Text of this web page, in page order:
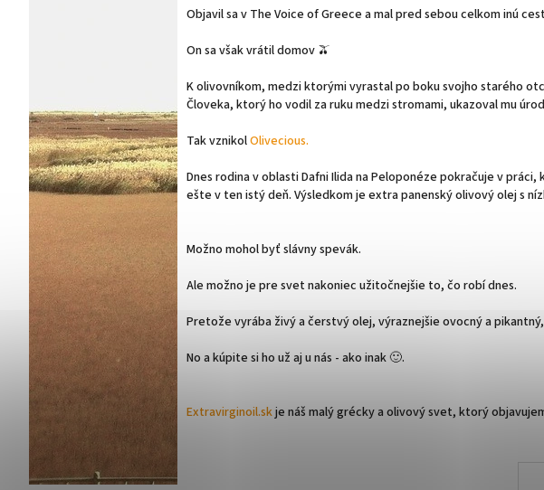
Objavil sa v The Voice of Greece a mal pred sebou celkom inú
On sa však vrátil domov 🫒
K olivovníkom, medzi ktorými vyrastal po boku svojho starého
Človeka, ktorý ho vodil za ruku medzi stromami, ukazoval mu
Tak vznikolOlivecious.
Dnes rodina v oblasti Dafni Ilida na Peloponéze pokračuje v
ešte v ten istý deň. Výsledkom je extra panenský olivový olej s
Možno mohol byť slávny spevák.
Ale možno je pre svet nakoniec užitočnejšie to, čo robí dnes.
Pretože vyrába živý a čerstvý olej, výraznejšie ovocný a
No a kúpite si ho už aj u nás - ako inak 🙂.
Extravirginoil.skje náš malý grécky a olivový svet, ktorý